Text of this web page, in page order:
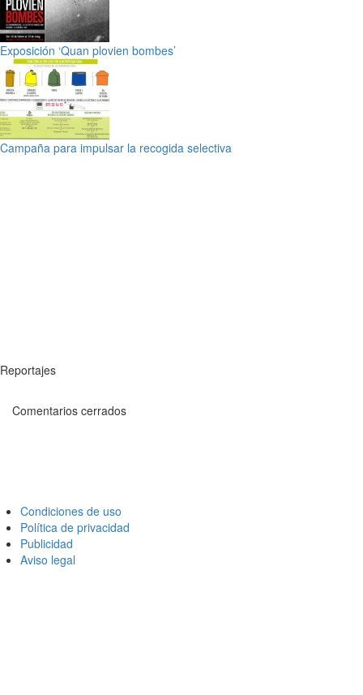
Exposición ‘Quan plovien bombes’
Campaña para impulsar la recogida selectiva
Reportajes
Comentarios cerrados
Condiciones de uso
Política de privacidad
Publicidad
Aviso legal